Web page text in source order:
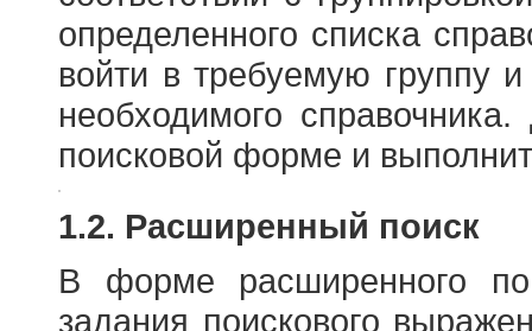
определенного списка
войти в требуемую группу и
необходимого
поисковой форме и
1.2. Расширенный поиск
В форме расширенного
задания поискового